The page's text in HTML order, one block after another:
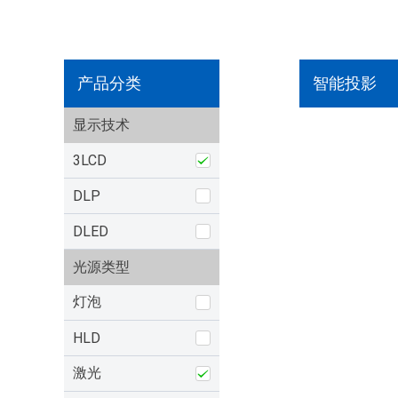
产品分类
显示技术
3LCD
DLP
DLED
光源类型
灯泡
HLD
激光
智能投影